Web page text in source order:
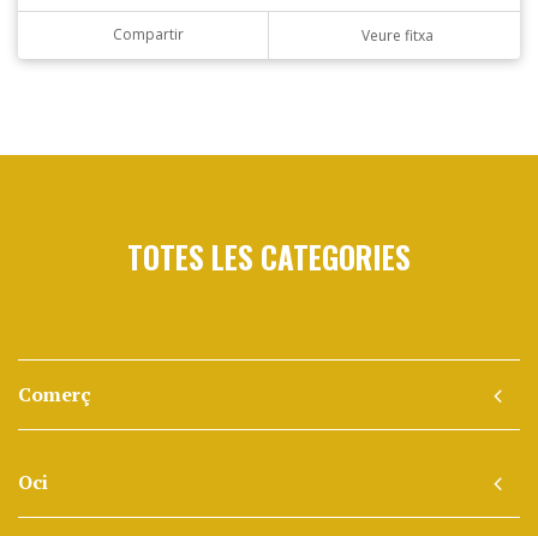
Compartir Veure fitxa
TOTES LES CATEGORIES
Comerç
Oci